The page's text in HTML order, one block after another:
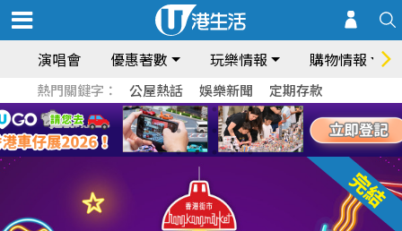
演唱會 優惠著數 玩樂情報 購物情報
熱門關鍵字： 公屋熱話 娛樂新聞 定期存款